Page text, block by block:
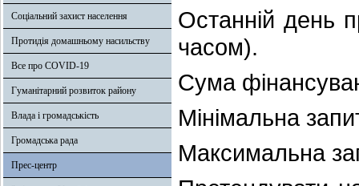
Соціальний захист населення
Протидія домашньому насильству
Все про COVID-19
Гуманітарний розвиток району
Влада і громадськість
Громадська рада
Прес-центр
Останній день
часом).
Сума
Мінімальна
Максимальна